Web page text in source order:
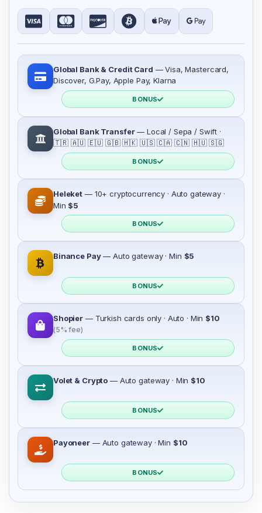
Global Bank & Credit Card — Visa, Mastercard,
Discover, G.Pay, Apple Pay, Klarna
BONUS
Global Bank Transfer— Local / Sepa / Swift ·
🇹🇷 🇦🇺 🇪🇺 🇬🇧 🇭🇰 🇺🇸 🇨🇦 🇨🇳 🇭🇺 🇸🇬
BONUS
Heleket — 10+ cryptocurrency · Auto gateway ·
Min $5
BONUS
Binance Pay— Auto gateway · Min $5
BONUS
Shopier — Turkish cards only · Auto · Min $10
(5% fee)
BONUS
Volet & Crypto — Auto gateway · Min $10
BONUS
Payoneer— Auto gateway · Min $10
BONUS